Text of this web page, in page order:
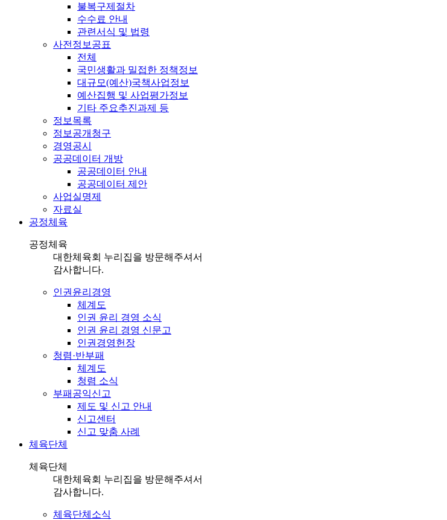
불복구제절차
수수료 안내
관련서식 및 법령
사전정보공표
전체
국민생활과 밀접한 정책정보
대규모(예산)국책사업정보
예산집행 및 사업평가정보
기타 주요추진과제 등
정보목록
정보공개청구
경영공시
공공데이터 개방
공공데이터 안내
공공데이터 제안
사업실명제
자료실
공정체육
공정체육
대한체육회 누리집을 방문해주셔서
감사합니다.
인권윤리경영
체계도
인권 윤리 경영 소식
인권 윤리 경영 신문고
인권경영헌장
청렴·반부패
체계도
청렴 소식
부패공익신고
제도 및 신고 안내
신고센터
신고 맞춤 사례
체육단체
체육단체
대한체육회 누리집을 방문해주셔서
감사합니다.
체육단체소식